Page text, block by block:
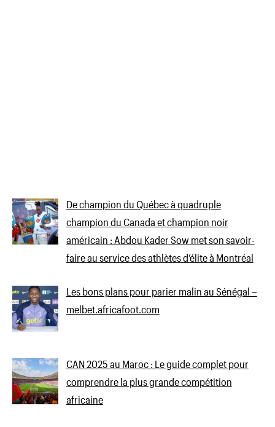
De champion du Québec à quadruple
champion du Canada et champion noir
américain : Abdou Kader Sow met son savoir-
faire au service des athlètes d’élite à Montréal
Les bons plans pour parier malin au Sénégal –
melbet.africafoot.com
CAN 2025 au Maroc : Le guide complet pour
comprendre la plus grande compétition
africaine